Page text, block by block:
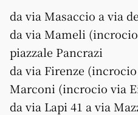
da via Masaccio a via
da via Mameli
piazzale Pancrazi
da via Firenze
Marconi (incrocio via
da via Lapi 41 a via